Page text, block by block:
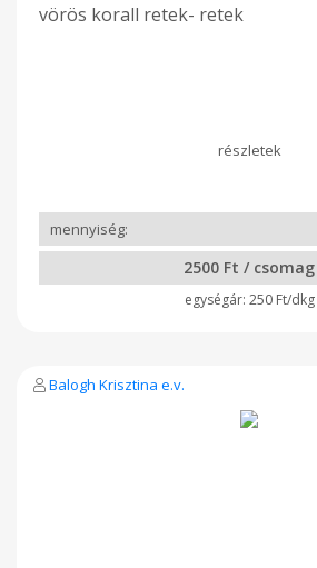
vörös korall retek- retek
2500 Ft / csomag
250 Ft/dkg
Balogh Krisztina e.v.